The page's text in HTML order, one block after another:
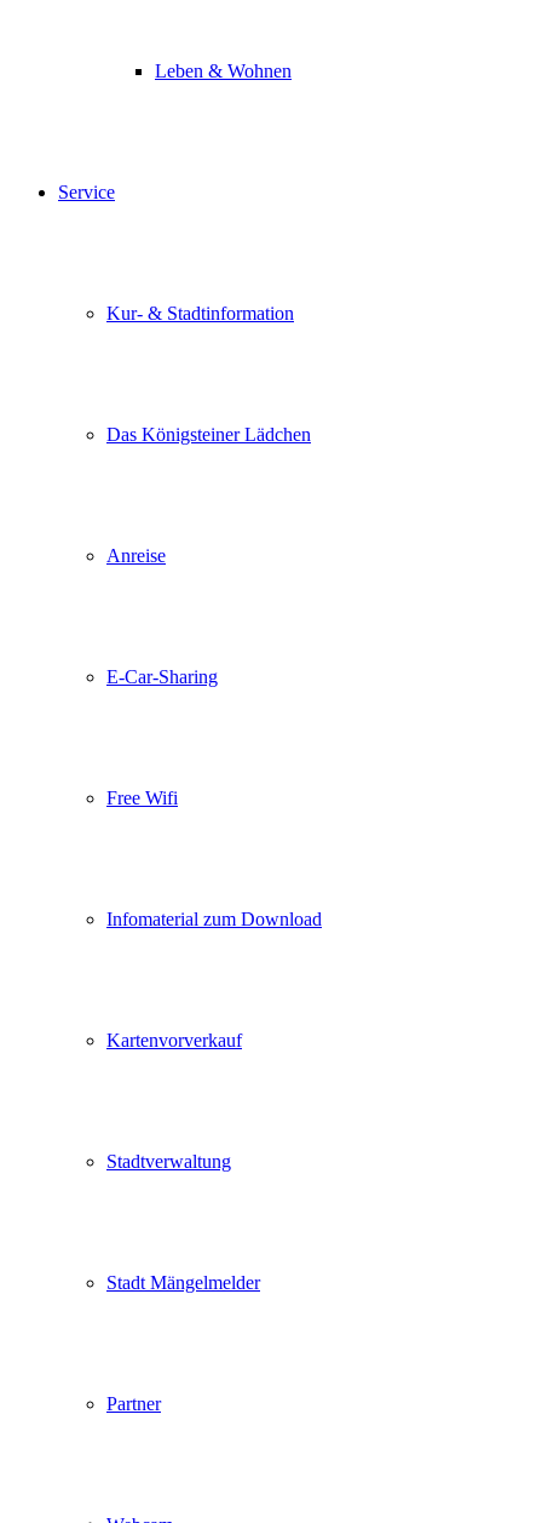
Leben & Wohnen
Service
Kur- & Stadtinformation
Das Königsteiner Lädchen
Anreise
E-Car-Sharing
Free Wifi
Infomaterial zum Download
Kartenvorverkauf
Stadtverwaltung
Stadt Mängelmelder
Partner